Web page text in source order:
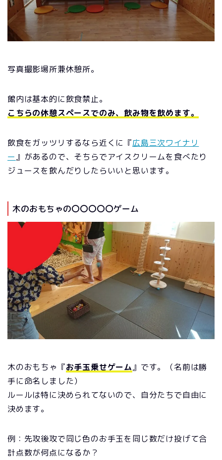
写真撮影場所兼休憩所。
館内は基本的に飲食禁止。
こちらの休憩スペースでのみ、飲み物を飲めます。
飲食をガッツリするなら近くに『広島三次ワイナリ
ー』があるので、そちらでアイスクリームを食べたり
ジュースを飲んだりしたらいいと思います。
木のおもちゃの〇〇〇〇〇ゲーム
木のおもちゃ『お手玉乗せゲーム』です。（名前は勝
手に命名しました）
ルールは特に決められてないので、自分たちで自由に
決めます。
例：先攻後攻で同じ色のお手玉を同じ数だけ投げて合
計点数が何点になるか？